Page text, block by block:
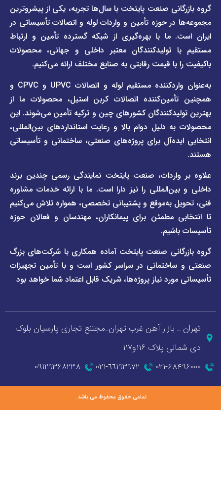
صنعت پایتخت با سال‌ها تجربه، یکی از پیشروترین
حوزه تأمین و واردات لوله و اتصالات تأسیساتی در
ما با بهره‌گیری از شبکه گسترده تأمین و ارتباط
تولیدکنندگان معتبر داخلی و جهانی، محصولات
با قیمت رقابتی به صنایع مختلف ارائه می‌کنیم.
به‌عنوان واردکننده مستقیم لوله و اتصالات UPVC و CPVC و
اتصالات کربن استیل، محصولات ما از
کشورهای چین و ترکیه تأمین می‌شوند. این
دلیل دوام بالا و رعایت استانداردهای بین‌المللی،
برای پروژه‌های صنعتی، ساختمانی و تأسیساتی
صنعت پایتخت نمایندگی رسمی چندین برند
را نیز دارا است. ما با ارائه خدمات مشاوره
به‌موقع و پشتیبانی تخصصی، همواره تلاش می‌کنیم
مطمئن برای پیمانکاران، مهندسان و فعالان حوزه
صنعت پایتخت آماده همکاری با شرکت‌های بزرگ
در سراسر کشور است و با تأمین تجهیزات
نیاز پروژه‌ها، شریک قابل اعتماد شما خواهد بود
دسترسی
سریع
صفحه
لیست
قیمت
صفحه
برند
پیمتاش
صفحه
برند
فاراب
پول
دسترسی
سریع
درباره
ما
قوانین
و
مقررات
وبلاگ
خبری
بازار آهن غرب تهران_مجتنع تجاری پارسیان بلوک
۱۱۶و۱۱۷
٦٦١٩٣٩٧٢-٠٢١ ۰۹۱۲۹۳۶۸۲۳۸
تمامی حقوق محفوظ می باشد .